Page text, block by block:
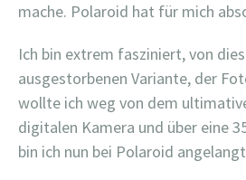
mache. Polaroid hat für mich
Ich bin extrem fasziniert, von
ausgestorbenen Variante, der
wollte ich weg von dem
digitalen Kamera und über eine
bin ich nun bei Polaroid